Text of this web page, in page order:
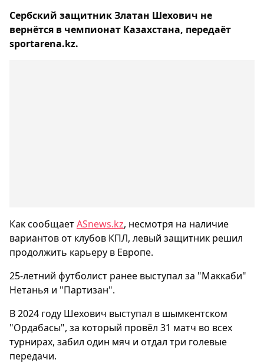
Сербский защитник Златан Шехович не
вернётся в чемпионат Казахстана, передаёт
sportarena.kz.
Как сообщаетASnews.kz, несмотря на наличие
вариантов от клубов КПЛ, левый защитник решил
продолжить карьеру в Европе.
25-летний футболист ранее выступал за "Маккаби"
Нетанья и "Партизан".
В 2024 году Шехович выступал в шымкентском
"Ордабасы", за который провёл 31 матч во всех
турнирах, забил один мяч и отдал три голевые
передачи.